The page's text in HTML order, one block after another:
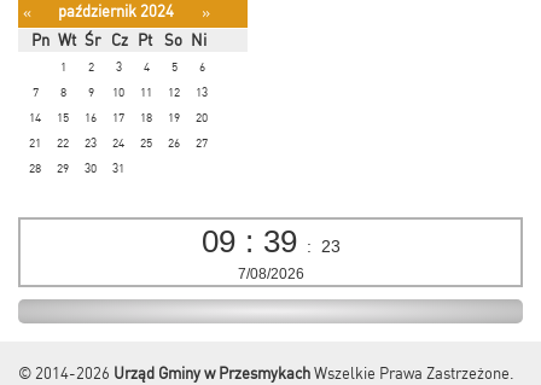
« październik 2024
»
Pn Wt Śr Cz Pt So Ni
1 2 3 4 5
6
7
8 9 10 11 12
13
14
15 16 17 18 19
20
21
22 23 24 25 26
27
28
29 30 31
09 : 39 : 24
7/08/2026
© 2014-2026 Urząd Gminy w Przesmykach Wszelkie Prawa Zastrzeżone.